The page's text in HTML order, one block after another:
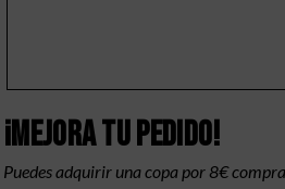
¡Mejora tu pedido!
Puedes adquirir una copa por 8€